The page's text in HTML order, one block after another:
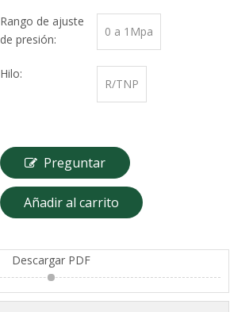
Rango de ajuste
de presión:
0 a 1Mpa
Hilo:
R/TNP
Preguntar
Añadir al carrito
Descargar PDF